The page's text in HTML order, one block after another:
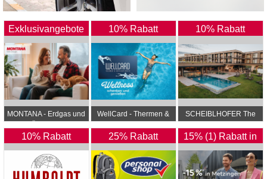
Exklusivangebote
MONTANA - Erdgas und
10% Rabatt
WellCard - Thermen &
10% Rabatt
SCHEIBLHOFER The
10% Rabatt 25% Rabatt
15% (1) Rabatt in
Metzingen & 13%
(2) Rabatt im